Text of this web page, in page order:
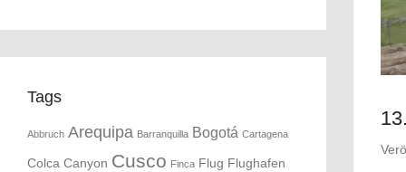
Tags
Abbruch Arequipa Barranquilla Bogotá Cartagena
Colca Canyon Cusco Finca Flug Flughafen